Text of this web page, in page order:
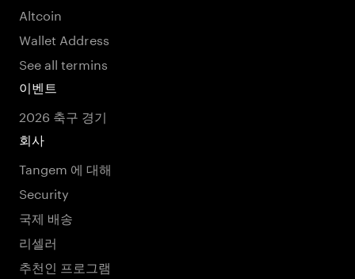
Altcoin
Wallet Address
See all termins
이벤트
2026 축구 경기
회사
Tangem 에 대해
Security
국제 배송
리셀러
추천인 프로그램